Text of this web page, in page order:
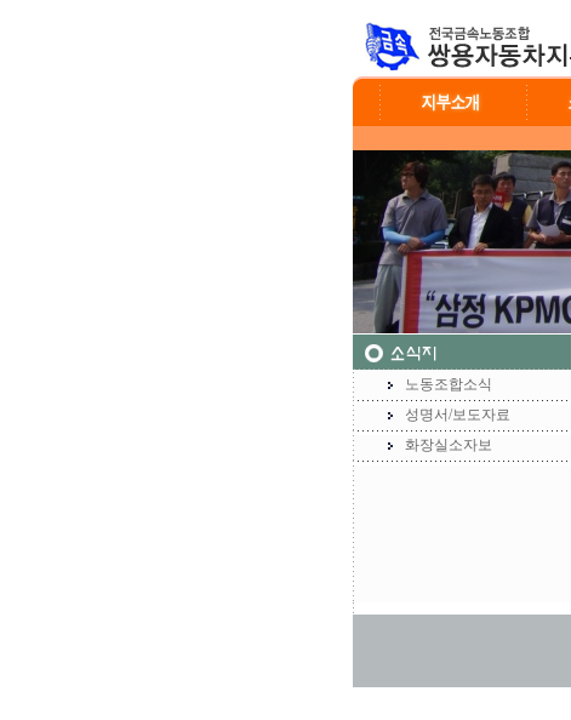
노동조합소식
성명서/보도자료
화장실소자보